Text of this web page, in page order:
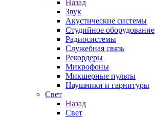
Назад
Звук
Акустические системы
Студийное оборудование
Радиосистемы
Служебная связь
Рекордеры
Микрофоны
Микшерные пульты
Наушники и гарнитуры
Свет
Назад
Свет